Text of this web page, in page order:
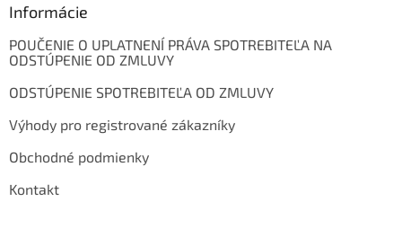
Informácie
POUČENIE O UPLATNENÍ PRÁVA SPOTREBITEĽA NA
ODSTÚPENIE OD ZMLUVY
ODSTÚPENIE SPOTREBITEĽA OD ZMLUVY
Výhody pro registrované zákazníky
Obchodné podmienky
Kontakt